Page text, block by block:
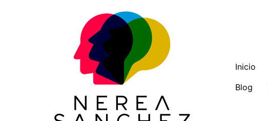
Inicio
Blog